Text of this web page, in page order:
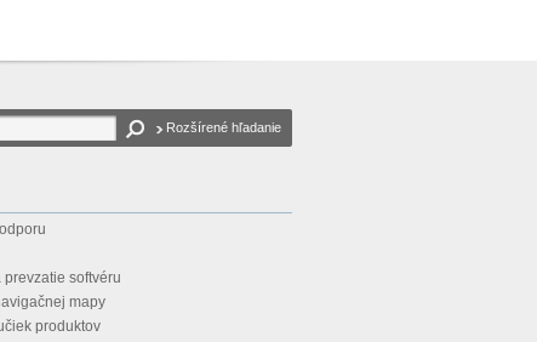
Rozšírené hľadanie
softvéru
mapy
produktov